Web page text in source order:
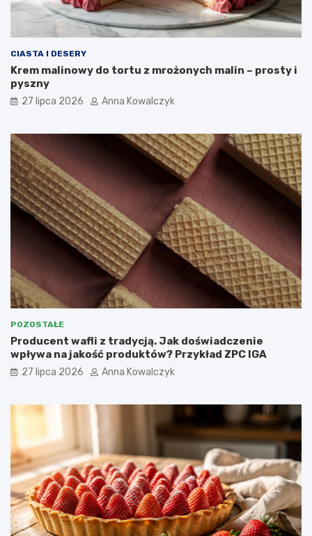
CIASTA I DESERY
Krem malinowy do tortu z mrożonych malin – prosty i
pyszny
27 lipca 2026 Anna Kowalczyk
POZOSTAŁE
Producent wafli z tradycją. Jak doświadczenie
wpływa na jakość produktów? Przykład ZPC IGA
27 lipca 2026 Anna Kowalczyk